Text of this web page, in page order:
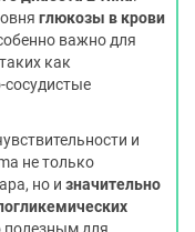
глюкозы в крови
важно для
как
сосудистые
и
не только
но и значительно